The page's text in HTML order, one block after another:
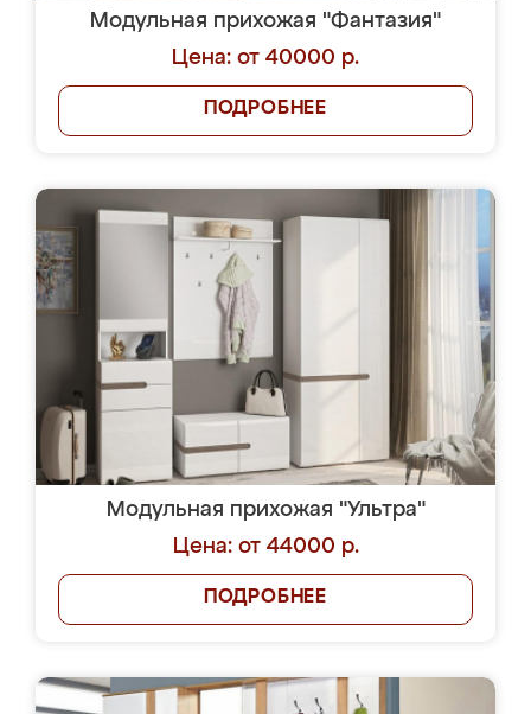
Модульная прихожая "Фантазия"
Цена: от 40000 р.
ПОДРОБНЕЕ
Модульная прихожая "Ультра"
Цена: от 44000 р.
ПОДРОБНЕЕ